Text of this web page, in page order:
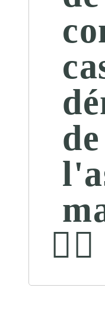
de